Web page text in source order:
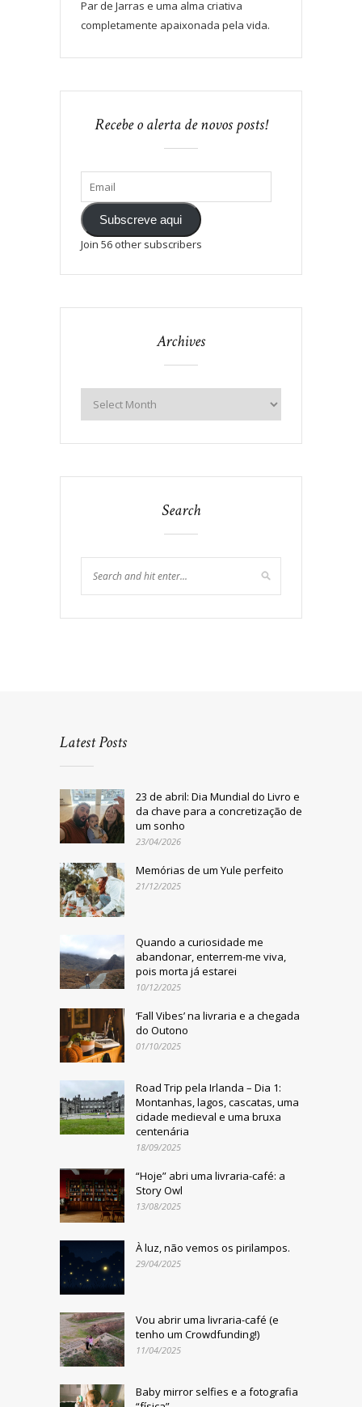
Par de Jarras e uma alma criativa
completamente apaixonada pela vida.
Recebe o alerta de novos posts!
Subscreve aqui
Join 56 other subscribers
Archives
Search
Latest Posts
23 de abril: Dia Mundial do Livro e
da chave para a concretização de
um sonho
23/04/2026
Memórias de um Yule perfeito
21/12/2025
Quando a curiosidade me
abandonar, enterrem-me viva,
pois morta já estarei
10/12/2025
‘Fall Vibes’ na livraria e a chegada
do Outono
01/10/2025
Road Trip pela Irlanda – Dia 1:
Montanhas, lagos, cascatas, uma
cidade medieval e uma bruxa
centenária
18/09/2025
“Hoje” abri uma livraria-café: a
Story Owl
13/08/2025
À luz, não vemos os pirilampos.
29/04/2025
Vou abrir uma livraria-café (e
tenho um Crowdfunding!)
11/04/2025
Baby mirror selfies e a fotografia